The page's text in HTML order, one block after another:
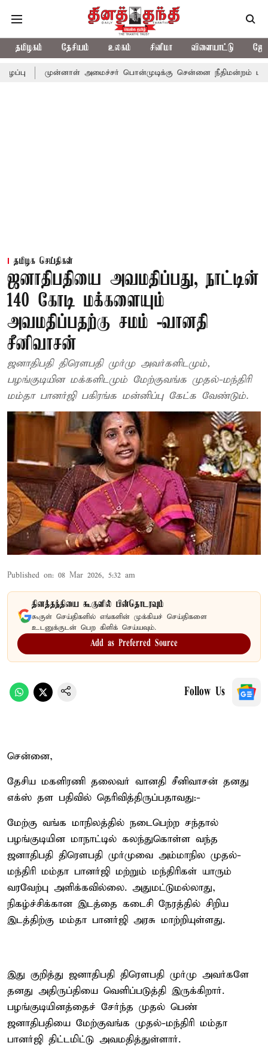
தமிழகம் தேசியம் உலகம் சினிமா விளையாட்டு
முன்னாள் அமைச்சர் பொன்முடிக்கு சென்னை நீதிமன்றம் பிடிவாராண்ட்
தமிழக செய்திகள்
ஜனாதிபதியை அவமதிப்பது, நாட்டின்
140 கோடி மக்களையும்
அவமதிப்பதற்கு சமம் -வானதி
சீனிவாசன்
ஜனாதிபதி திரெளபதி முர்மு அவர்களிடமும்,
பழங்குடியின மக்களிடமும் மேற்குவங்க முதல்-மந்திரி
மம்தா பானர்ஜி பகிரங்க மன்னிப்பு கேட்க வேண்டும்.
Published on: 08 Mar 2026, 5:32 am
தினத்தந்தியை கூகுளில் பின்தொடரவும்
கூகுள் செய்திகளில் எங்களின் முக்கியச் செய்திகளை
உடனுக்குடன் பெற கிளிக் செய்யவும்.
Add as Preferred Source
Follow Us
சென்னை,
தேசிய மகளிரணி தலைவர் வானதி சீனிவாசன் தனது
எக்ஸ் தள பதிவில் தெரிவித்திருப்பதாவது:-
மேற்கு வங்க மாநிலத்தில் நடைபெற்ற சந்தால்
பழங்குடியின மாநாட்டில் கலந்துகொள்ள வந்த
ஜனாதிபதி திரௌபதி முர்முவை அம்மாநில முதல்-
மந்திரி மம்தா பானர்ஜி மற்றும் மந்திரிகள் யாரும்
வரவேற்பு அளிக்கவில்லை. அதுமட்டுமல்லாது,
நிகழ்ச்சிக்கான இடத்தை கடைசி நேரத்தில் சிறிய
இடத்திற்கு மம்தா பானர்ஜி அரசு மாற்றியுள்ளது.
இது குறித்து ஜனாதிபதி திரெளபதி முர்மு அவர்களே
தனது அதிருப்தியை வெளிப்படுத்தி இருக்கிறார்.
பழங்குடியினத்தைச் சேர்ந்த முதல் பெண்
ஜனாதிபதியை மேற்குவங்க முதல்-மந்திரி மம்தா
பானர்ஜி திட்டமிட்டு அவமதித்துள்ளார்.